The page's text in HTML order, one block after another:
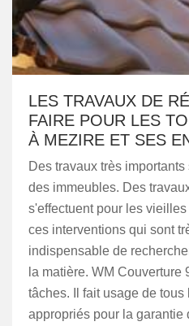
LES TRAVAUX DE
FAIRE POUR LES
À MEZIRE ET SES
Des travaux très
des immeubles. Des
s'effectuent pour les
ces interventions qui sont
indispensable de
la matière. WM Couverture
tâches. Il fait usage de
appropriés pour la garantie